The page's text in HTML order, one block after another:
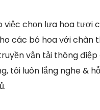
chọn lựa hoa tươi
các bó hoa với chân
vận tải thông
tôi luôn lắng nghe &